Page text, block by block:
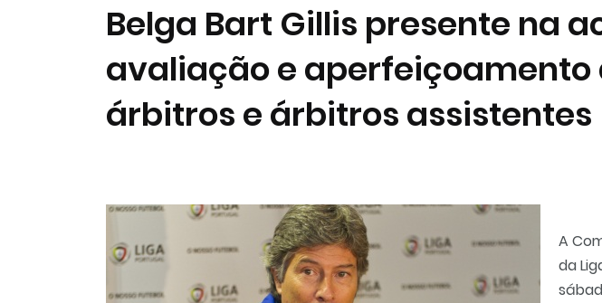
Belga Bart Gillis presente na
avaliação e aperfeiçoamento
árbitros e árbitros assistentes
A
da
Notícias